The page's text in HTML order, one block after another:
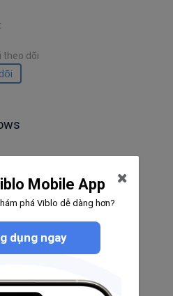
theo dõi
theo dõiMobile App
phá Viblo dễ dàng hơn?
dụng ngay